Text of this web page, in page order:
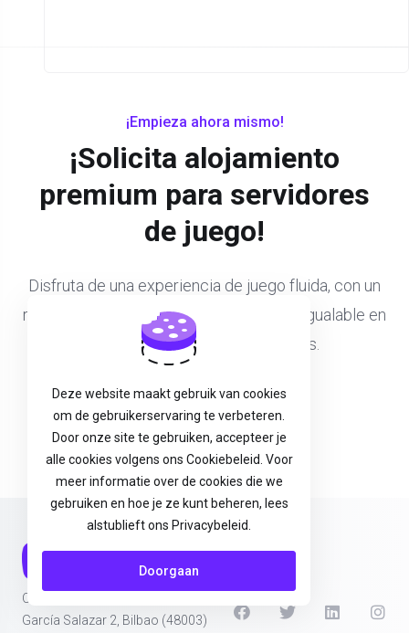
¡Empieza ahora mismo!
¡Solicita alojamiento
premium para servidores
de juego!
Disfruta de una experiencia de juego fluida, con un
rendimiento mejorado y una fiabilidad inigualable en
tus títulos multijugador favoritos.
Contrata tu GameServer
Ohz Digital SL - B56646771
García Salazar 2, Bilbao (48003)
Deze website maakt gebruik van cookies
om de gebruikerservaring te verbeteren.
Door onze site te gebruiken, accepteer je
alle cookies volgens ons Cookiebeleid. Voor
meer informatie over de cookies die we
gebruiken en hoe je ze kunt beheren, lees
alstublieft ons Privacybeleid.
Doorgaan